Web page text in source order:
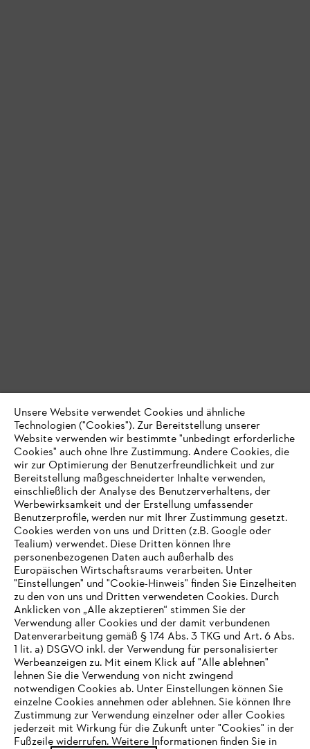
IHR BROWSER WIRD NICHT
UNTERSTÜTZT
Sie nutzen einen Browser, den wir noch nicht unterstützen. Für
eine optimale Nutzung unserer Seite empfehlen wir Ihnen, zu
Unsere Website verwendet Cookies und ähnliche
Technologien ("Cookies"). Zur Bereitstellung unserer
Website verwenden wir bestimmte "unbedingt erforderliche
Cookies" auch ohne Ihre Zustimmung. Andere Cookies, die
wir zur Optimierung der Benutzerfreundlichkeit und zur
Bereitstellung maßgeschneiderter Inhalte verwenden,
einschließlich der Analyse des Benutzerverhaltens, der
Werbewirksamkeit und der Erstellung umfassender
Benutzerprofile, werden nur mit Ihrer Zustimmung gesetzt.
Cookies werden von uns und Dritten (z.B. Google oder
Tealium) verwendet. Diese Dritten können Ihre
personenbezogenen Daten auch außerhalb des
Europäischen Wirtschaftsraums verarbeiten. Unter
"Einstellungen" und "Cookie-Hinweis" finden Sie Einzelheiten
zu den von uns und Dritten verwendeten Cookies. Durch
Anklicken von „Alle akzeptieren“ stimmen Sie der
Verwendung aller Cookies und der damit verbundenen
Datenverarbeitung gemäß § 174 Abs. 3 TKG und Art. 6 Abs.
1 lit. a) DSGVO inkl. der Verwendung für personalisierter
Werbeanzeigen zu. Mit einem Klick auf "Alle ablehnen"
lehnen Sie die Verwendung von nicht zwingend
notwendigen Cookies ab. Unter Einstellungen können Sie
einzelne Cookies annehmen oder ablehnen. Sie können Ihre
Zustimmung zur Verwendung einzelner oder aller Cookies
jederzeit mit Wirkung für die Zukunft unter "Cookies" in der
Fußzeile widerrufen. Weitere Informationen finden Sie in